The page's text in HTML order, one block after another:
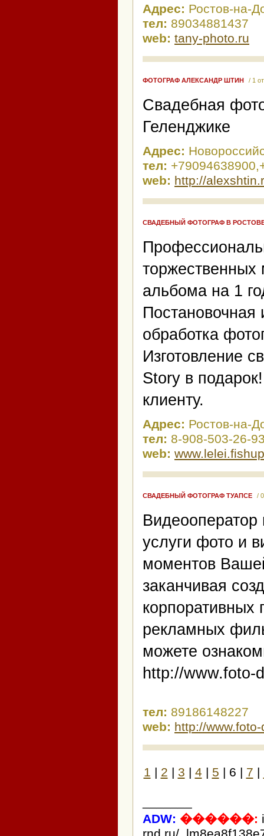
Адрес: Ростов-на-
тел: 89034881437
web: tany-photo.ru
ФОТОГРАФ АЛЕКСАНДР ШТИН / 1
Свадебная
Геленджике
Адрес:
тел:
web: http://
СВАДЕБНЫЙ ФОТОГРАФ В
альбома на 1
Постановочная
обработка
Изготовление
Story в
клиенту.
Адрес: Ростов-на-
тел: 8-908-503-26-
web:
СВАДЕБНЫЙ ФОТОГРАФ ТУАПСЕ /
услуги фото и
моментов
заканчивая
корпоративных
рекламных
можете
http://www.foto-
тел: 89186148227
web: http://
1 | 2 | 3 | 4 | 5 | 6 | 7 |
ADW: ������: